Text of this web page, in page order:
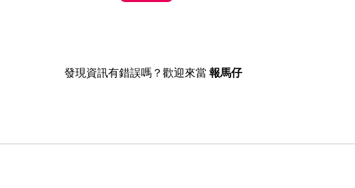
發現資訊有錯誤嗎？歡迎來當報馬仔